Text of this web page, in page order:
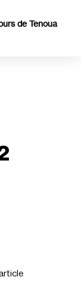
de Tenoua